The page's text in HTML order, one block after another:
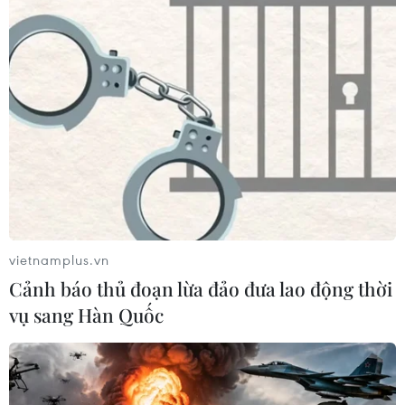
vực của Nga khiến điện
Kremlin phải kích hoạt báo
động phòng không diện
rộng và khẩn cấp.
NGHE
Mỹ không kích hàng
chục mục tiêu quân sự ở
Iran tuyên bố bắn nổ
dàn tiêm kích tàng hình
vietnamplus.vn
Cảnh báo thủ đoạn lừa đảo đưa lao động thời
vụ sang Hàn Quốc